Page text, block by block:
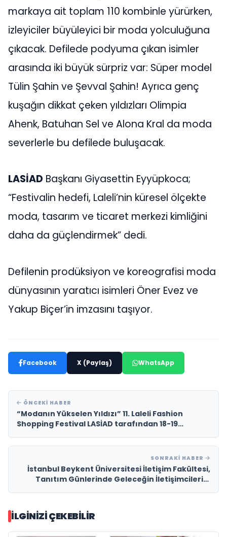
markaya ait toplam 110 kombinle yürürken,
izleyiciler büyüleyici bir moda yolculuğuna
çıkacak. Defilede podyuma çıkan isimler
arasında iki büyük sürpriz var: Süper model
Tülin Şahin ve Şevval Şahin! Ayrıca genç
kuşağın dikkat çeken yıldızları Olimpia
Ahenk, Batuhan Sel ve Alona Kral da moda
severlerle bu defilede buluşacak.
LASİAD Başkanı Giyasettin Eyyüpkoca;
“Festivalin hedefi, Laleli’nin küresel ölçekte
moda, tasarım ve ticaret merkezi kimliğini
daha da güçlendirmek” dedi.
Defilenin prodüksiyon ve koreografisi moda
dünyasının yaratıcı isimleri Öner Evez ve
Yakup Biçer’in imzasını taşıyor.
Facebook X (Paylaş) WhatsApp
ÖNCEKI HABER
“Modanın Yükselen Yıldızı” 11. Laleli Fashion
Shopping Festival LASİAD tarafından 18-19
SONRAKI HABER
İstanbul Beykent Üniversitesi İletişim Fakültesi,
Tanıtım Günlerinde Geleceğin İletişimcilerini
İLGINIZI ÇEKEBILIR